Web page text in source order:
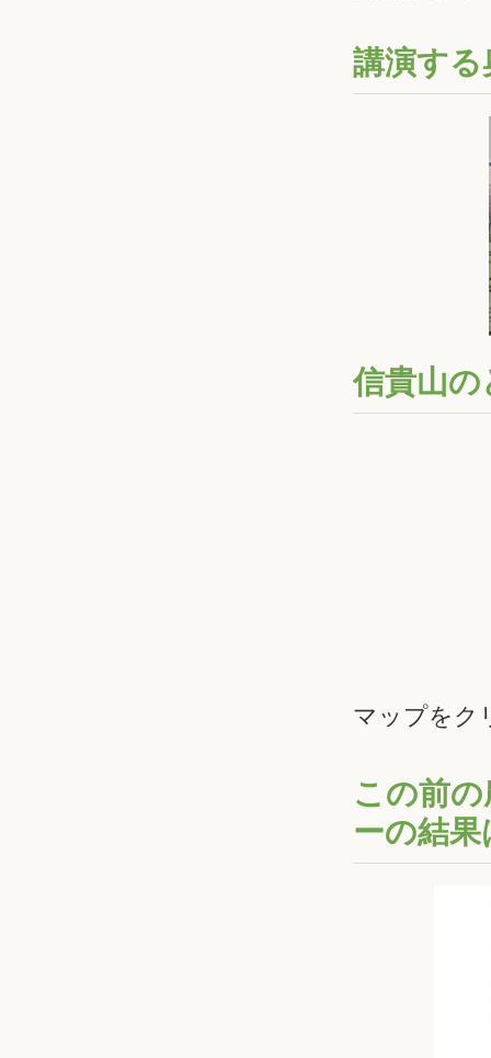
講演する
信貴山
マップをク
この前
ーの結果